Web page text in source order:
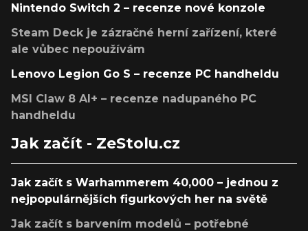
Nintendo Switch 2 – recenze nové konzole
Steam Deck je zázračné herní zařízení, které
ale vůbec nepoužívám
Lenovo Legion Go S – recenze PC handheldu
MSI Claw 8 AI+ – recenze nadupaného PC
handheldu
Jak začít - ZeStolu.cz
Jak začít s Warhammerem 40,000 – jednou z
nejpopulárnějších figurkových her na světě
Jak začít s barvením modelů – potřebné